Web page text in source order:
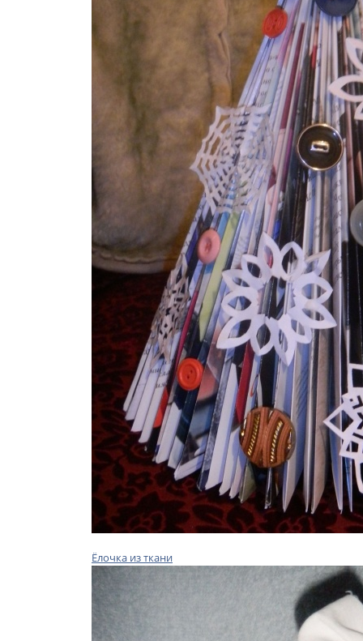
Ёлочка из ткани